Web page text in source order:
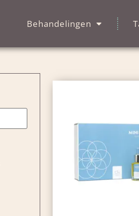
Behandelingen